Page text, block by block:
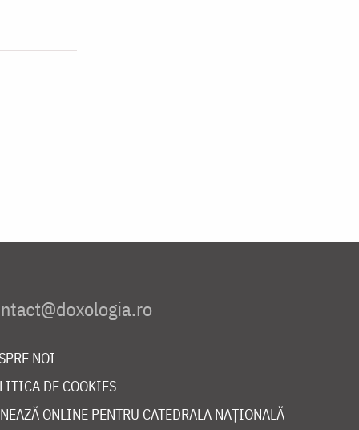
NOI
DE COOKIES
ONLINE PENTRU CATEDRALA NAȚIONALĂ